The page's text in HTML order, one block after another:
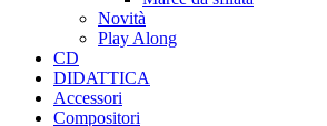
Novità
Play Along
CD
DIDATTICA
Accessori
Compositori